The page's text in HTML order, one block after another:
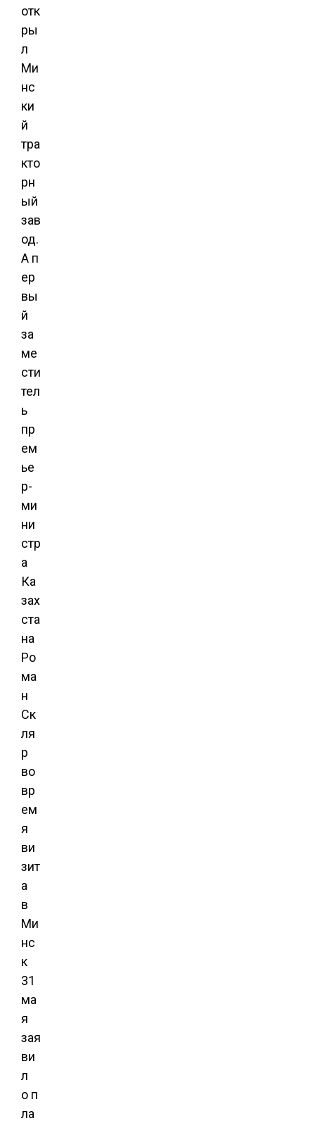
отк
ры
л
Ми
нс
ки
й
тра
кто
рн
ый
зав
од.
А п
ер
вы
й
за
ме
сти
тел
ь
пр
ем
ье
р-
ми
ни
стр
а
Ка
зах
ста
на
Ро
ма
н
Ск
ля
р
во
вр
ем
я
ви
зит
а
в
Ми
нс
к
31
ма
я
зая
ви
л
о п
ла